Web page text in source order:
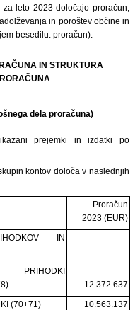
leto 2023 določajo proračun,
in poroštev občine in
besedilu: proračun).
IN STRUKTURA
dela proračuna)
prejemki in izdatki po
kontov določa v naslednjih
Proračun
2023 (EUR)
IN
12.372.637
(70+71)
10.563.137